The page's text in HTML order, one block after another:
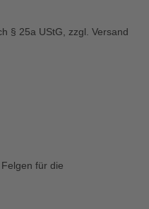
§ 25a UStG, zzgl. Versand
für die